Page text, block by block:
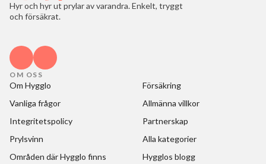
Hyr och hyr ut prylar av varandra. Enkelt, tryggt
och försäkrat.
OM OSS
Om Hygglo
Försäkring
Vanliga frågor
Allmänna villkor
Integritetspolicy
Partnerskap
Prylsvinn
Alla kategorier
Områden där Hygglo finns
Hygglos blogg